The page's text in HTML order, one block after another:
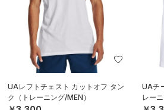
UAレフトチェスト カットオフ タン
ク（トレーニング/MEN）
UAチ
レー